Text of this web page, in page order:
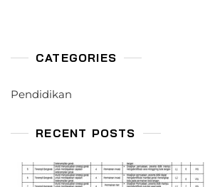
CATEGORIES
Pendidikan
RECENT POSTS